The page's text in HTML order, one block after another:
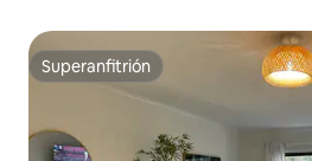
Superanfitrión
Superanfitrión